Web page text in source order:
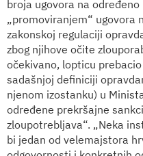
broja ugovora na
„promoviranjem“ ugovora
zakonskoj regulaciji
zbog njihove očite
očekivano, lopticu
sadašnjoj definiciji
njenom izostanku) u
određene prekršajne
zloupotrebljava“. „Neka
bi jedan od velemajstora